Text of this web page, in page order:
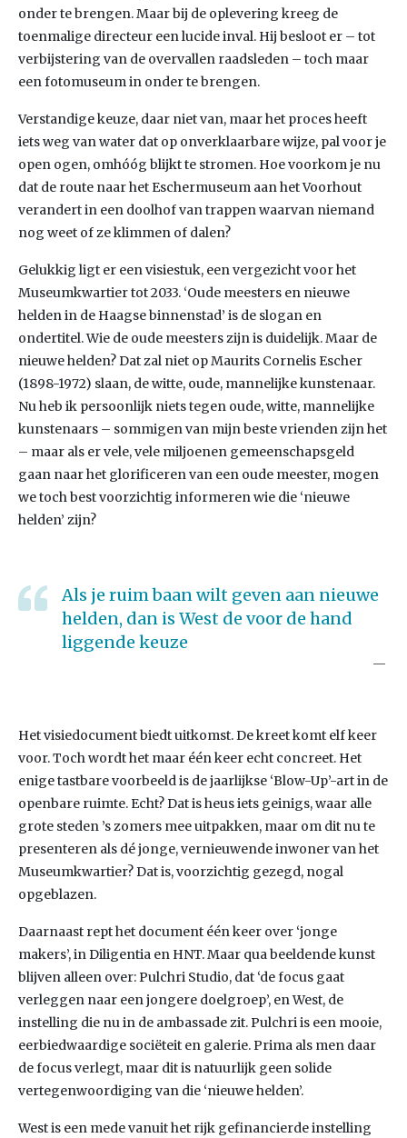
onder te brengen. Maar bij de oplevering kreeg de
toenmalige directeur een lucide inval. Hij besloot er – tot
verbijstering van de overvallen raadsleden – toch maar
een fotomuseum in onder te brengen.
Verstandige keuze, daar niet van, maar het proces heeft
iets weg van water dat op onverklaarbare wijze, pal voor je
open ogen, omhóóg blijkt te stromen. Hoe voorkom je nu
dat de route naar het Eschermuseum aan het Voorhout
verandert in een doolhof van trappen waarvan niemand
nog weet of ze klimmen of dalen?
Gelukkig ligt er een visiestuk, een vergezicht voor het
Museumkwartier tot 2033. ‘Oude meesters en nieuwe
helden in de Haagse binnenstad’ is de slogan en
ondertitel. Wie de oude meesters zijn is duidelijk. Maar de
nieuwe helden? Dat zal niet op Maurits Cornelis Escher
(1898-1972) slaan, de witte, oude, mannelijke kunstenaar.
Nu heb ik persoonlijk niets tegen oude, witte, mannelijke
kunstenaars – sommigen van mijn beste vrienden zijn het
– maar als er vele, vele miljoenen gemeenschapsgeld
gaan naar het glorificeren van een oude meester, mogen
we toch best voorzichtig informeren wie die ‘nieuwe
helden’ zijn?
Als je ruim baan wilt geven aan nieuwe
helden, dan is West de voor de hand
liggende keuze
Het visiedocument biedt uitkomst. De kreet komt elf keer
voor. Toch wordt het maar één keer echt concreet. Het
enige tastbare voorbeeld is de jaarlijkse ‘Blow-Up’-art in de
openbare ruimte. Echt? Dat is heus iets geinigs, waar alle
grote steden ’s zomers mee uitpakken, maar om dit nu te
presenteren als dé jonge, vernieuwende inwoner van het
Museumkwartier? Dat is, voorzichtig gezegd, nogal
opgeblazen.
Daarnaast rept het document één keer over ‘jonge
makers’, in Diligentia en HNT. Maar qua beeldende kunst
blijven alleen over: Pulchri Studio, dat ‘de focus gaat
verleggen naar een jongere doelgroep’, en West, de
instelling die nu in de ambassade zit. Pulchri is een mooie,
eerbiedwaardige sociëteit en galerie. Prima als men daar
de focus verlegt, maar dit is natuurlijk geen solide
vertegenwoordiging van die ‘nieuwe helden’.
West is een mede vanuit het rijk gefinancierde instelling